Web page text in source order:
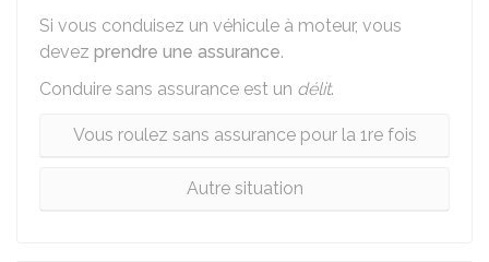
Si vous conduisez un véhicule à moteur, vous
devez prendre une assurance.
Conduire sans assurance est un délit.
Vous roulez sans assurance pour la 1re fois
Autre situation